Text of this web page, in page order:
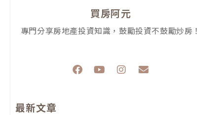
買房阿元
專門分享房地產投資知識，鼓勵投資不鼓勵炒房！
F
a
Y I E
最新文章